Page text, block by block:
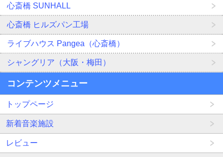
心斎橋 SUNHALL
心斎橋 ヒルズパン工場
ライブハウス Pangea（心斎橋）
シャングリア（大阪・梅田）
コンテンツメニュー
トップページ
新着音楽施設
レビュー